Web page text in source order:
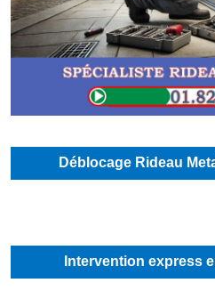
Déblocage Rideau
Intervention express